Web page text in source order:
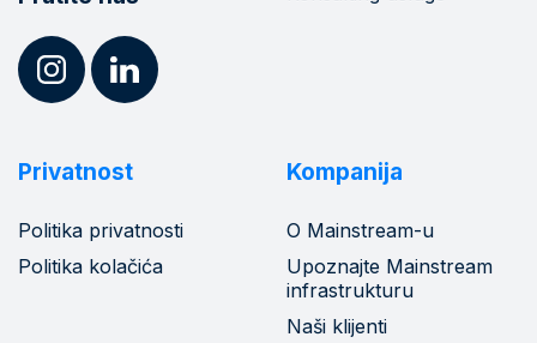
Privatnost
Politika privatnosti
Politika kolačića
Kompanija
O Mainstream-u
Upoznajte Mainstream
infrastrukturu
Naši klijenti